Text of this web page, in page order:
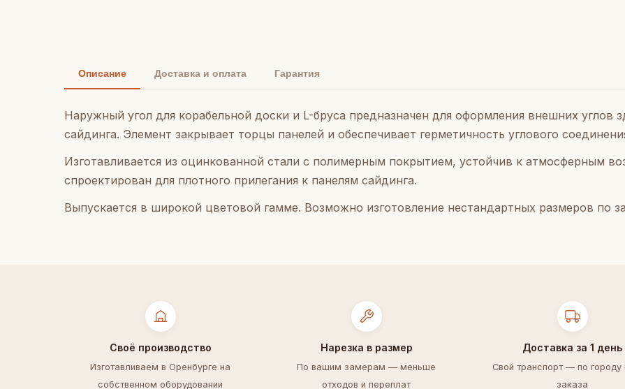
Описание Доставка и оплата Гарантия
Наружный угол для корабельной доски и L-бруса предназначен для оформления внешних углов
сайдинга. Элемент закрывает торцы панелей и обеспечивает герметичность углового
Изготавливается из оцинкованной стали с полимерным покрытием, устойчив к атмосферным
спроектирован для плотного прилегания к панелям сайдинга.
Выпускается в широкой цветовой гамме. Возможно изготовление нестандартных размеров по
Своё производство
Изготавливаем в Оренбурге на
собственном оборудовании
Нарезка в размер
По вашим замерам — меньше
отходов и переплат
Доставка за 1 день
Свой транспорт — по городу
заказа